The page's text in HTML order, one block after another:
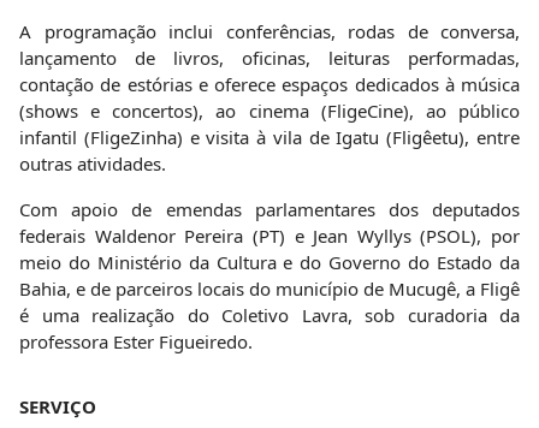
A programação inclui conferências, rodas de conversa,
lançamento de livros, oficinas, leituras performadas,
contação de estórias e oferece espaços dedicados à música
(shows e concertos), ao cinema (FligeCine), ao público
infantil (FligeZinha) e visita à vila de Igatu (Fligêetu), entre
outras atividades.
Com apoio de emendas parlamentares dos deputados
federais Waldenor Pereira (PT) e Jean Wyllys (PSOL), por
meio do Ministério da Cultura e do Governo do Estado da
Bahia, e de parceiros locais do município de Mucugê, a Fligê
é uma realização do Coletivo Lavra, sob curadoria da
professora Ester Figueiredo.
SERVIÇO